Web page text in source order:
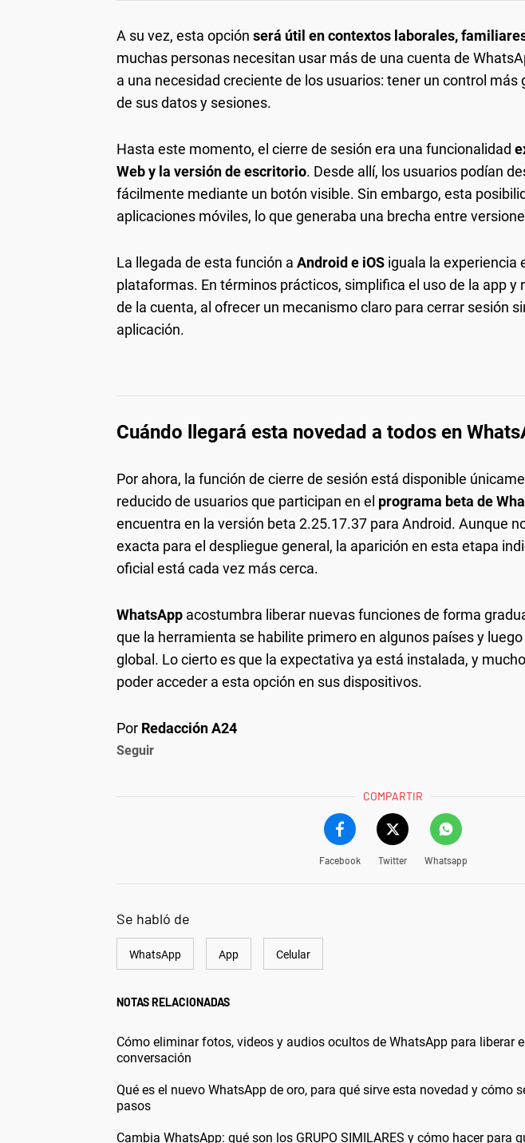
A su vez, esta opción será útil en contextos laborales,
muchas personas necesitan usar más de una cuenta de
a una necesidad creciente de los usuarios: tener un control más
de sus datos y sesiones.
Hasta este momento, el cierre de sesión era una funcionalidad
Web y la versión de escritorio. Desde allí, los usuarios podían
fácilmente mediante un botón visible. Sin embargo, esta
aplicaciones móviles, lo que generaba una brecha entre
La llegada de esta función a Android e iOS iguala la experiencia
plataformas. En términos prácticos, simplifica el uso de la app y
de la cuenta, al ofrecer un mecanismo claro para cerrar sesión
aplicación.
Cuándo llegará esta novedad a todos en
Por ahora, la función de cierre de sesión está disponible
reducido de usuarios que participan en el programa beta de
encuentra en la versión beta 2.25.17.37 para Android. Aunque
exacta para el despliegue general, la aparición en esta etapa
oficial está cada vez más cerca.
WhatsApp acostumbra liberar nuevas funciones de forma
que la herramienta se habilite primero en algunos países y
global. Lo cierto es que la expectativa ya está instalada, y
poder acceder a esta opción en sus dispositivos.
Por Redacción A24
Seguir
COMPARTIR
Facebook Twitter Whatsapp
Se habló de
WhatsApp App Celular
NOTAS RELACIONADAS
Cómo eliminar fotos, videos y audios ocultos de WhatsApp para liberar
conversación
Qué es el nuevo WhatsApp de oro, para qué sirve esta novedad y cómo
pasos
Cambia WhatsApp: qué son los GRUPO SIMILARES y cómo hacer para